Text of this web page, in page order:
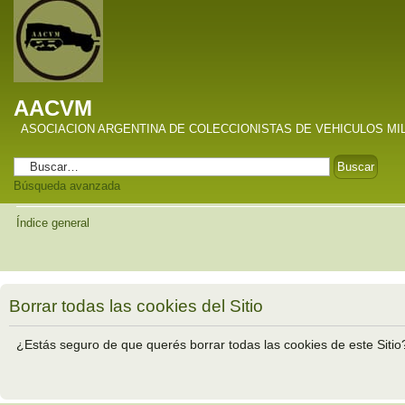
AACVM
ASOCIACION ARGENTINA DE COLECCIONISTAS DE VEHICULOS
Búsqueda avanzada
Índice general
Borrar todas las cookies del Sitio
¿Estás seguro de que querés borrar todas las cookies de este